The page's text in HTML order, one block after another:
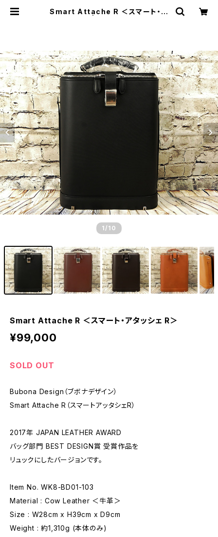
Smart Attache R ＜スマート・ア
1 /10
Smart Attache R ＜スマート・アタッシェ R＞
¥99,000
SOLD OUT
Bubona Design（ブボナデザイン）
Smart Attache R（スマートアッタシェR）
2017年 JAPAN LEATHER AWARD
バッグ部門 BEST DESIGN賞 受賞作品を
リュックにしたバージョンです。
Item No. WK8-BD01-103
Material : Cow Leather ＜牛革＞
Size : W28cm x H39cm x D9cm
Weight : 約1,310g (本体のみ)